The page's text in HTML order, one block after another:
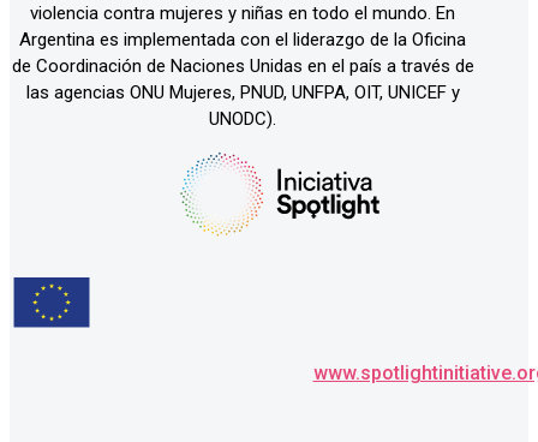
violencia contra mujeres y niñas en todo el mundo. En
Argentina es implementada con el liderazgo de la Oficina
de Coordinación de Naciones Unidas en el país a través de
las agencias ONU Mujeres, PNUD, UNFPA, OIT, UNICEF y
UNODC).